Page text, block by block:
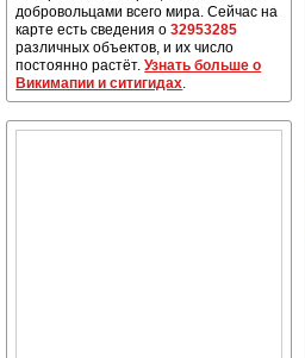
добровольцами всего мира. Сейчас на
карте есть сведения о32953285
различных объектов, и их число
постоянно растёт.Узнать больше о
Викимапии и ситигидах.